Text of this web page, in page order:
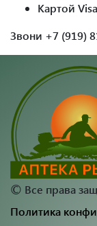
Картой
Звони +7 (919)
© Все права
Политика